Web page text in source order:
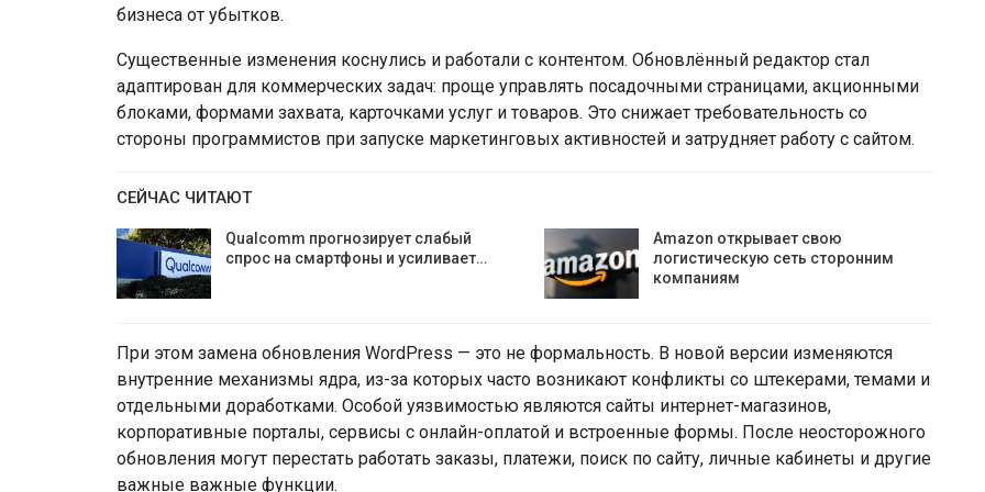
бизнеса от убытков.
Существенные изменения коснулись и работали с контентом. Обновлённый редактор стал
адаптирован для коммерческих задач: проще управлять посадочными страницами, акционными
блоками, формами захвата, карточками услуг и товаров. Это снижает требовательность со
стороны программистов при запуске маркетинговых активностей и затрудняет работу с сайтом.
СЕЙЧАС ЧИТАЮТ
Qualcomm прогнозирует слабый
спрос на смартфоны и усиливает…
Amazon открывает свою
логистическую сеть сторонним
компаниям
При этом замена обновления WordPress — это не формальность. В новой версии изменяются
внутренние механизмы ядра, из-за которых часто возникают конфликты со штекерами, темами и
отдельными доработками. Особой уязвимостью являются сайты интернет-магазинов,
корпоративные порталы, сервисы с онлайн-оплатой и встроенные формы. После неосторожного
обновления могут перестать работать заказы, платежи, поиск по сайту, личные кабинеты и другие
важные важные функции.